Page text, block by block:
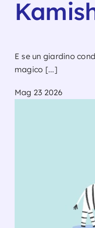
E se un giardino
magico [...]
Mag 23 2026